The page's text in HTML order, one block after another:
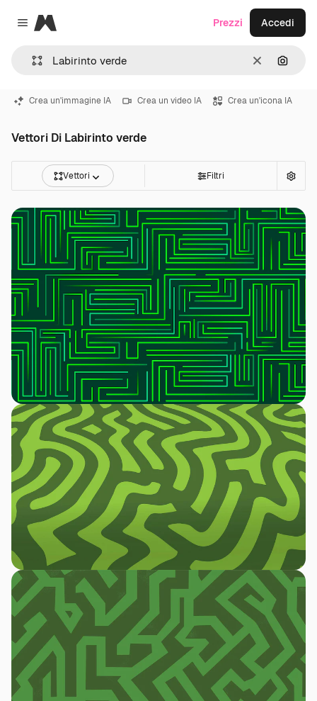
Close menu
Magnific
CancellaCerca
Prezzi Accedi
Crea un'immagine IA Crea un video IA Crea un'icona IA
Vettori Di Labirinto verde
Vettori Filtri